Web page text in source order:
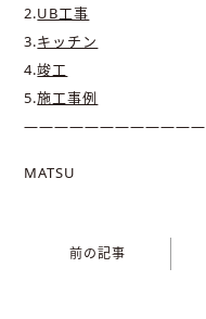
2.UB工事
3.キッチン
4.竣工
5.施工事例
————————————
MATSU
前の記事